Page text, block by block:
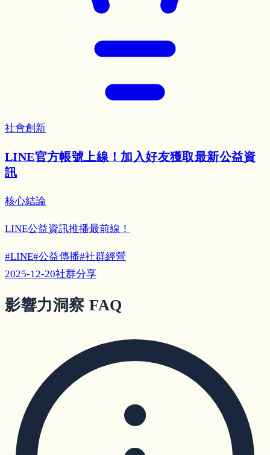
社會創新
LINE官方帳號上線！加入好友獲取最新公益資
訊
核心結論
LINE公益資訊推播最前線！
#LINE#公益傳播#社群經營
2025-12-20社群分享
影響力洞察 FAQ